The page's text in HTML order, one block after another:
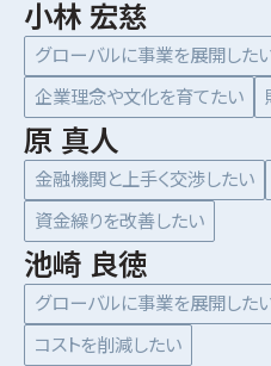
小林 宏慈
グローバルに事業を展開した
企業理念や文化を育てたい
原 真人
金融機関と上手く交渉したい
資金繰りを改善したい
池崎 良徳
グローバルに事業を展開した
コストを削減したい